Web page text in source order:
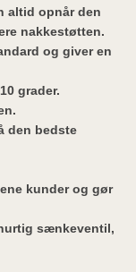
altid opnår den
nakkestøtten.
og giver en
grader.
den bedste
kunder og gør
sænkeventil,